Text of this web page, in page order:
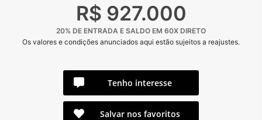
R$ 927.000
20% DE ENTRADA E SALDO EM 60X DIRETO
Os valores e condições anunciados aqui estão sujeitos a reajustes.
Tenho interesse
Salvar nos favoritos